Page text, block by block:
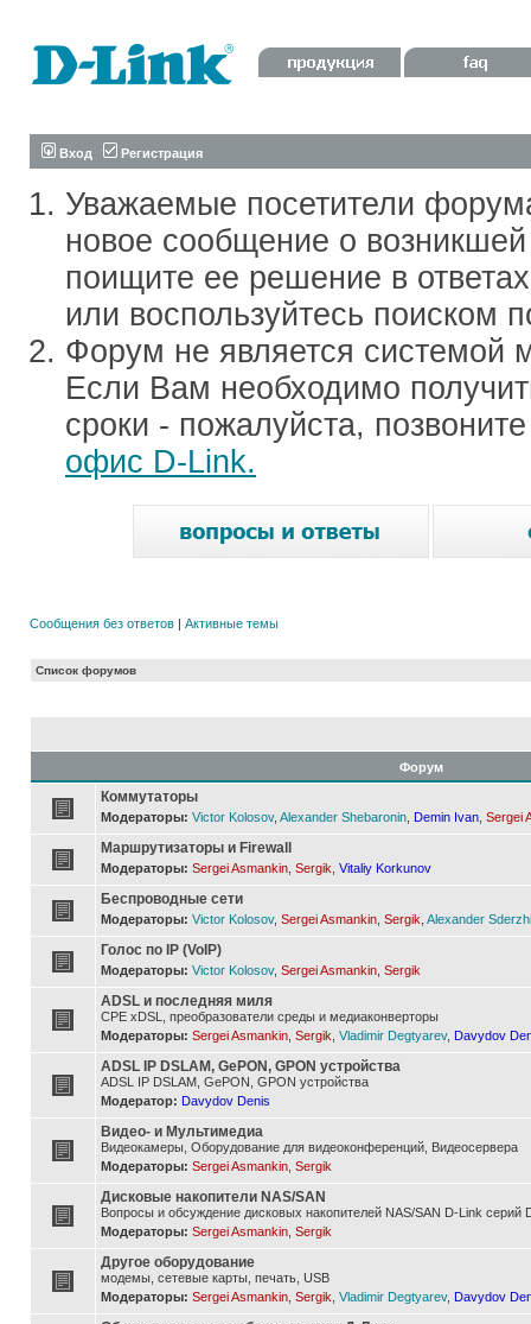
Вход Регистрация
Уважаемые посетители
новое сообщение о
поищите ее решение в
или воспользуйтесь поиском
Форум не является системой
Если Вам необходимо
сроки - пожалуйста,
офис D-Link.
Сообщения без ответов | Активные темы
Список форумов
Форум
Коммутаторы
Модераторы: Victor Kolosov, Alexander Shebaronin Demin Ivan Sergei
Маршрутизаторы и Firewall
Модераторы: Sergei Asmankin Sergik Vitaliy Korkunov
Беспроводные сети
Модераторы: Victor Kolosov, Sergei Asmankin Sergik Alexander
Голос по IP (VoIP)
Модераторы: Victor Kolosov, Sergei Asmankin Sergik
ADSL и последняя миля
CPE xDSL, преобразователи среды и медиаконверторы
Модераторы: Sergei Asmankin Sergik Vladimir Degtyarev, Davydov
ADSL IP DSLAM, GePON, GPON устройства
ADSL IP DSLAM, GePON, GPON устройства
Модератор: Davydov Denis
Видео- и Мультимедиа
Видеокамеры, Оборудование для видеоконференций, Видеосервера
Модераторы: Sergei Asmankin Sergik
Дисковые накопители NAS/SAN
Вопросы и обсуждение дисковых накопителей NAS/SAN D-Link серий
Модераторы: Sergei Asmankin Sergik
Другое оборудование
модемы, сетевые карты, печать, USB
Модераторы: Sergei Asmankin Sergik Vladimir Degtyarev, Davydov